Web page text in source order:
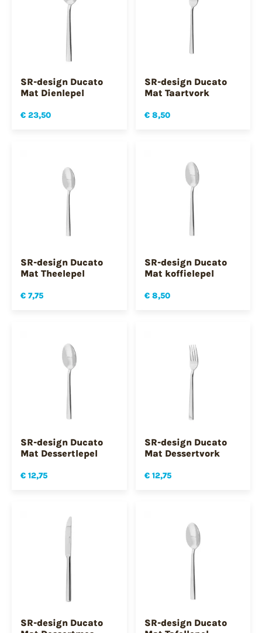
SR-design Ducato
Mat Dienlepel
€ 23,50
SR-design Ducato
Mat Taartvork
€ 8,50
SR-design Ducato
Mat Theelepel
€ 7,75
SR-design Ducato
Mat koffielepel
€ 8,50
SR-design Ducato
Mat Dessertlepel
€ 12,75
SR-design Ducato
Mat Dessertvork
€ 12,75
SR-design Ducato
SR-design Ducato